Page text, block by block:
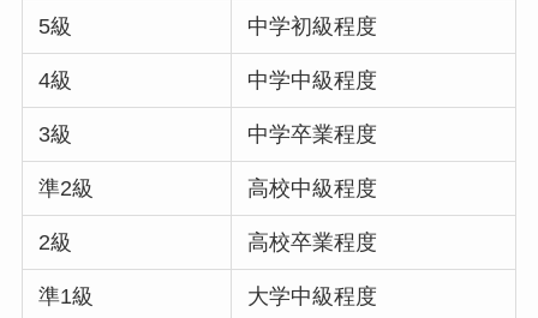
5級 中学初級程度
4級 中学中級程度
3級 中学卒業程度
準2級 高校中級程度
2級 高校卒業程度
準1級 大学中級程度